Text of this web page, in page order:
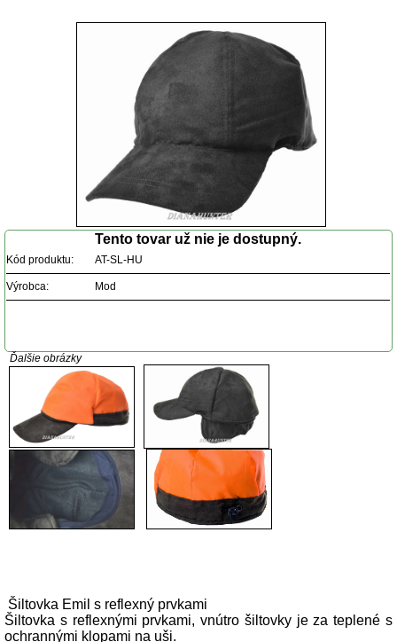
Tento tovar už nie je dostupný.
Kód produktu: AT-SL-HU
Výrobca: Mod
Ďalšie obrázky
Šiltovka Emil s reflexný prvkami
Šiltovka s reflexnými prvkami, vnútro šiltovky je za teplené s
ochrannými klopami na uši.